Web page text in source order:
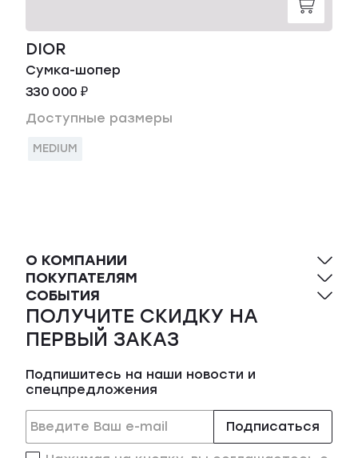
DIOR
Сумка-шопер
330 000 ₽
Доступные размеры
MEDIUM
О КОМПАНИИ
ПОКУПАТЕЛЯМ
СОБЫТИЯ
ПОЛУЧИТЕ СКИДКУ НА
ПЕРВЫЙ ЗАКАЗ
Подпишитесь на наши новости и
спецпредложения
Подписаться